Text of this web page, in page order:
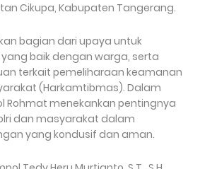
Cikupa, Kabupaten Tangerang.
bagian dari upaya untuk
baik dengan warga, serta
terkait pemeliharaan keamanan
(Harkamtibmas). Dalam
Rohmat menekankan pentingnya
dan masyarakat dalam
yang kondusif dan aman.